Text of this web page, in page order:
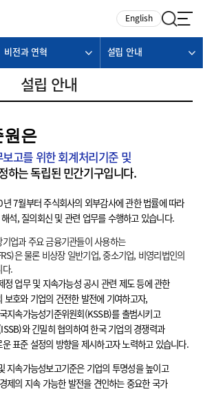
English
비전과 연혁 설립 안내
설립 안내
원은
고를 위한 회계처리기준 및
하는 독립된 민간기구입니다.
7월부터 주식회사의 외부감사에 관한 법률에 따라
석, 질의회신 및 관련 업무를 수행하고 있습니다.
업과 주요 금융기관들이 사용하는
은 물론 비상장 일반기업, 중소기업, 비영리법인의
다.
정 업무 및 지속가능성 공시 관련 제도 등에 관한
보호와 기업의 건전한 발전에 기여하고자,
지속가능성기준위원회(KSSB)를 출범시키고
와 긴밀히 협의하여 한국 기업의 경쟁력과
표준 설정의 방향을 제시하고자 노력하고 있습니다.
지속가능성보고기준은 기업의 투명성을 높이고
제의 지속 가능한 발전을 견인하는 중요한 국가